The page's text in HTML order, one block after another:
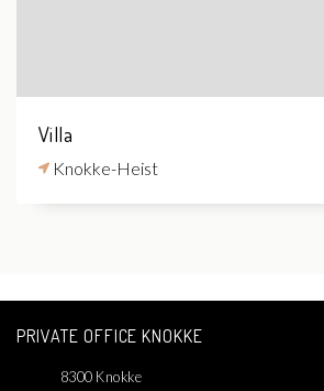
Villa
Knokke-Heist
PRIVATE OFFICE KNOKKE
8300 Knokke